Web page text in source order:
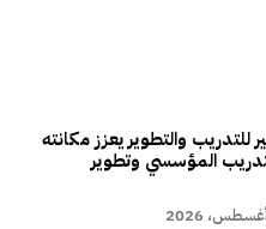
للتدريب والتطوير يعزز مكانته
المؤسسي وتطوير